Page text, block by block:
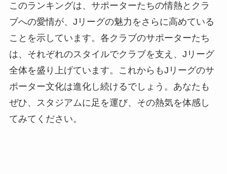
このランキングは、サポーターたちの情熱とクラ
ブへの愛情が、Jリーグの魅力をさらに高めている
ことを示しています。各クラブのサポーターたち
は、それぞれのスタイルでクラブを支え、Jリーグ
全体を盛り上げています。これからもJリーグのサ
ポーター文化は進化し続けるでしょう。あなたも
ぜひ、スタジアムに足を運び、その熱気を体感し
てみてください。